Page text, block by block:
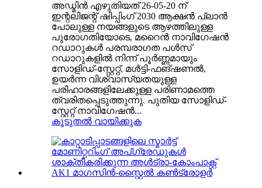
അഡ്മിൻ എഴുതിയത് 26-05-20 ന്
ഇന്റലിജന്റ് ഷിപ്പിംഗ് 2030 ആക്ഷൻ പ്ലാൻ
പോലുള്ള നയങ്ങളുടെ ആഴത്തിലുള്ള
പുരോഗതിയോടെ, മറൈൻ നാവിഗേഷൻ
റഡാറുകൾ പരമ്പരാഗത പൾസ്
റഡാറുകളിൽ നിന്ന് പൂർണ്ണമായും
സോളിഡ്-സ്റ്റേറ്റ്, മൾട്ടി-ഫങ്ഷണൽ,
ഉയർന്ന വിശ്വാസ്യതയുള്ള
പരിഹാരങ്ങളിലേക്കുള്ള പരിണാമത്തെ
ത്വരിതപ്പെടുത്തുന്നു. പുതിയ സോളിഡ്-
സ്റ്റേറ്റ് നാവിഗേഷൻ...
കൂടുതൽ വായിക്കുക